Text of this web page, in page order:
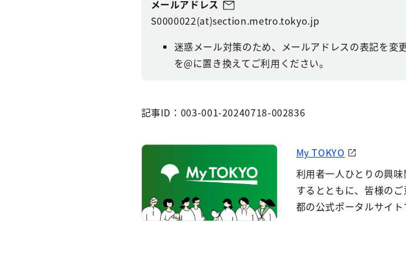
メールアドレス
S0000022(at)section.metro.tokyo.jp
迷惑メール対策のため、メールアドレスの表記を変
を@に置き換えてご利用ください。
記事ID：003-001-20240718-002836
My TOKYO
利用者一人ひとりの興
するとともに、皆様の
都の公式ポータルサイト